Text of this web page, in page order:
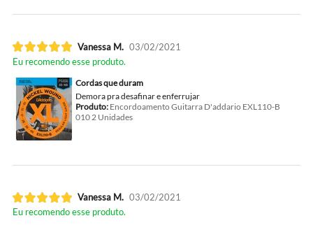
Vanessa M. 03/02/2021
Eu recomendo esse produto.
Cordas que duram
Demora pra desafinar e enferrujar
Produto:Encordoamento Guitarra D'addario EXL110-B
010 2 Unidades
Vanessa M. 03/02/2021
Eu recomendo esse produto.